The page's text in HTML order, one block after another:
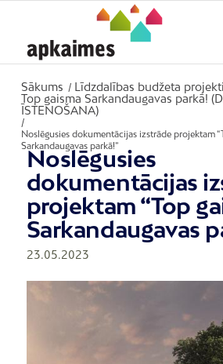
Sākums / Līdzdalības budžeta projekti
Top gaisma Sarkandaugavas parkā!
ĪSTENOŠANA)
/
Noslēgusies dokumentācijas izstrāde projektam
Sarkandaugavas parkā!”
Noslēgusies
dokumentācijas
projektam “Top
Sarkandaugavas
23.05.2023